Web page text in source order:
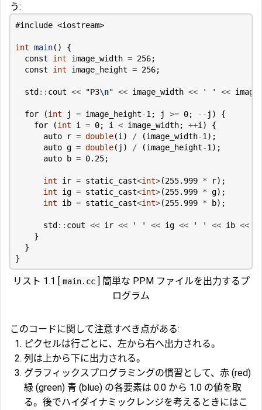
う:
#include <iostream>
int main()
{
const
int image_width = 256;
const
int image_height = 256;
std :: cout << "P3\n" << image_width << ' ' <<
for (int j = image_height-1 ; j >= 0; -- j )
{
for
(int i = 0; i < image_width; ++i )
{
auto
r = double(i ) / (image_width-1 );
auto g = double( j ) / (image_height-1 );
auto
b = 0.25;
int ir = static_cast<int>(255.999 * r);
int
ig = static_cast<int>(255.999 * g);
int
ib = static_cast<int>(255.999 * b);
std :: cout << ir << ' ' << ig << ' ' << ib <<
}
}
}
リスト 1.1 [ main.cc ] 簡単な PPM ファイルを出力するプ
ログラム
このコードに関して注意すべき点がある:
ピクセルは行ごとに、左から右へ出力される。
列は上から下に出力される。
グラフィックスプログラミングの慣習として、赤 (red)
緑 (green) 青 (blue) の各要素は 0.0 から 1.0 の値を取
る。後でハイダイナミックレンジを考えるときにはこ